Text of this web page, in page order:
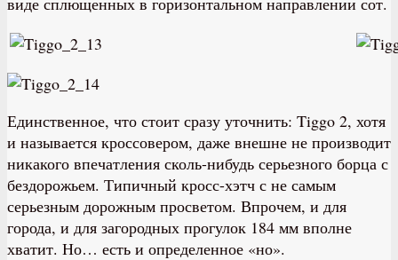
Единственное, что стоит сразу уточнить: Tiggo 2, хотя
и называется кроссовером, даже внешне не производит
никакого впечатления сколь-нибудь серьезного борца с
бездорожьем. Типичный кросс-хэтч с не самым
серьезным дорожным просветом. Впрочем, и для
города, и для загородных прогулок 184 мм вполне
хватит. Но… есть и определенное «но».